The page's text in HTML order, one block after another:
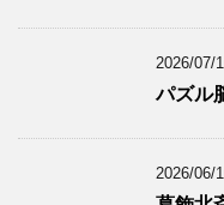
2026/07/
パズル
2026/06/